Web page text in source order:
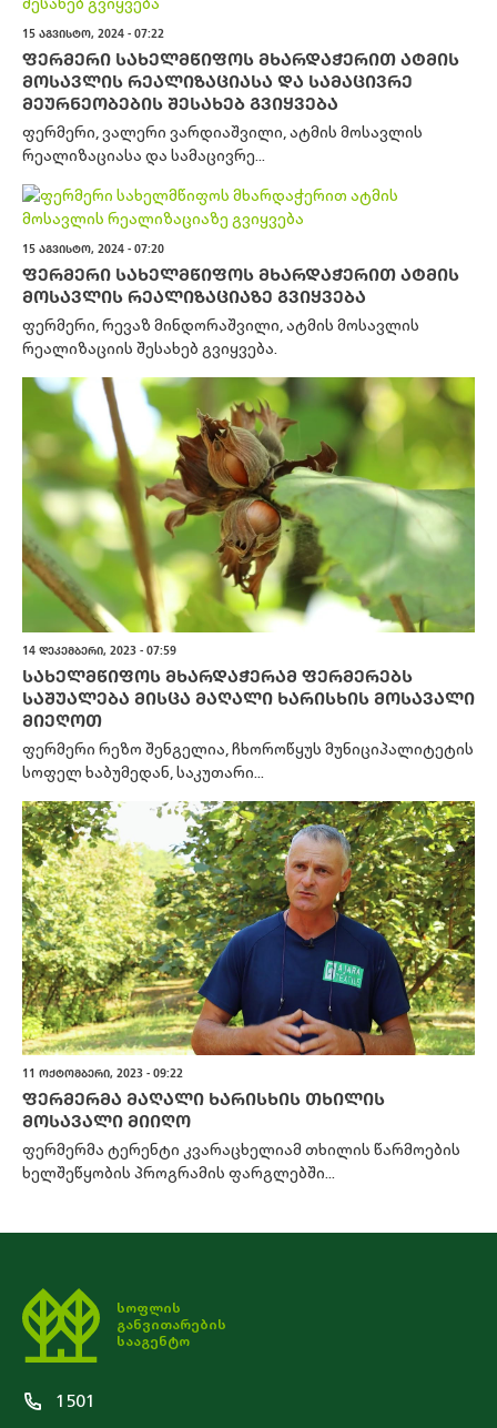
15 ᲐᲒᲕᲘᲡᲢᲝ, 2024 - 07:22
ᲤᲔᲠᲛᲔᲠᲘ ᲡᲐᲮᲔᲚᲛᲬᲘᲤᲝᲡ ᲛᲮᲐᲠᲓᲐᲭᲔᲠᲘᲗ ᲐᲢᲛᲘᲡ
ᲛᲝᲡᲐᲕᲚᲘᲡ ᲠᲔᲐᲚᲘᲖᲐᲪᲘᲐᲡᲐ ᲓᲐ ᲡᲐᲛᲐᲪᲘᲕᲠᲔ
ᲛᲔᲣᲠᲜᲔᲝᲑᲔᲑᲘᲡ ᲨᲔᲡᲐᲮᲔᲑ ᲒᲕᲘᲧᲕᲔᲑᲐ
ფერმერი, ვალერი ვარდიაშვილი, ატმის მოსავლის
რეალიზაციასა და სამაცივრე...
15 ᲐᲒᲕᲘᲡᲢᲝ, 2024 - 07:20
ᲤᲔᲠᲛᲔᲠᲘ ᲡᲐᲮᲔᲚᲛᲬᲘᲤᲝᲡ ᲛᲮᲐᲠᲓᲐᲭᲔᲠᲘᲗ ᲐᲢᲛᲘᲡ
ᲛᲝᲡᲐᲕᲚᲘᲡ ᲠᲔᲐᲚᲘᲖᲐᲪᲘᲐᲖᲔ ᲒᲕᲘᲧᲕᲔᲑᲐ
ფერმერი, რევაზ მინდორაშვილი, ატმის მოსავლის
რეალიზაციის შესახებ გვიყვება.
14 ᲓᲔᲙᲔᲛᲑᲔᲠᲘ, 2023 - 07:59
ᲡᲐᲮᲔᲚᲛᲬᲘᲤᲝᲡ ᲛᲮᲐᲠᲓᲐᲭᲔᲠᲐᲛ ᲤᲔᲠᲛᲔᲠᲔᲑᲡ
ᲡᲐᲨᲣᲐᲚᲔᲑᲐ ᲛᲘᲡᲪᲐ ᲛᲐᲦᲐᲚᲘ ᲮᲐᲠᲘᲡᲮᲘᲡ ᲛᲝᲡᲐᲕᲐᲚᲘ
ᲛᲘᲔᲦᲝᲗ
ფერმერი რეზო შენგელია, ჩხოროწყუს მუნიციპალიტეტის
სოფელ ხაბუმედან, საკუთარი...
11 ᲝᲥᲢᲝᲛᲑᲔᲠᲘ, 2023 - 09:22
ᲤᲔᲠᲛᲔᲠᲛᲐ ᲛᲐᲦᲐᲚᲘ ᲮᲐᲠᲘᲡᲮᲘᲡ ᲗᲮᲘᲚᲘᲡ
ᲛᲝᲡᲐᲕᲐᲚᲘ ᲛᲘᲘᲦᲝ
ფერმერმა ტერენტი კვარაცხელიამ თხილის წარმოების
ხელშეწყობის პროგრამის ფარგლებში...
სოფლის
განვითარების
სააგენტო
1501